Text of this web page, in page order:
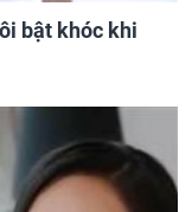
bật khóc khi